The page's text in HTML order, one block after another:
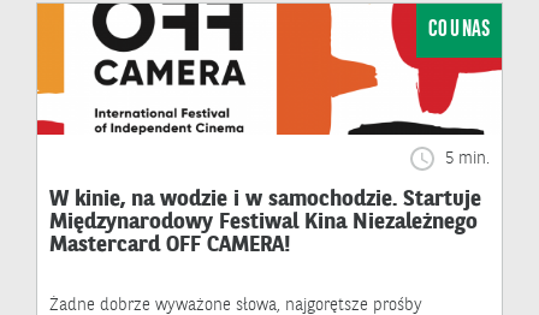
CO U NAS
5 min.
W kinie, na wodzie i w samochodzie. Startuje
Międzynarodowy Festiwal Kina Niezależnego
Mastercard OFF CAMERA!
Żadne dobrze wyważone słowa, najgorętsze prośby